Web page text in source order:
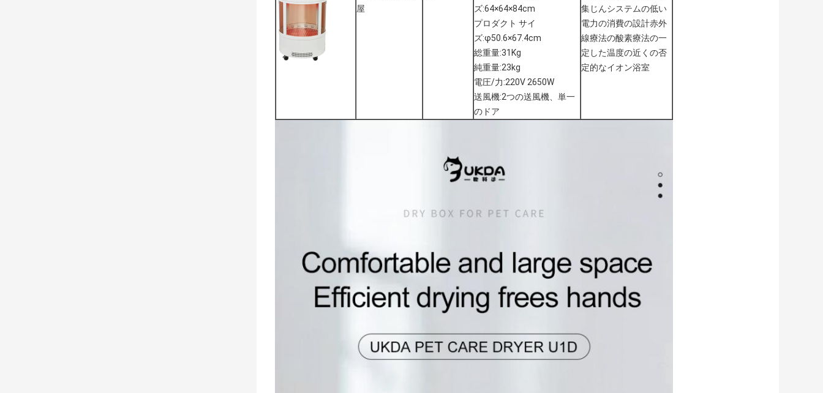
屋
ズ:64×64×84cm
プロダクト サイ
ズ:φ50.6×67.4cm
総重量:31Kg
純重量:23kg
電圧/力:220V 2650W
送風機:2つの送風機、単一
のドア
集じんシステムの低い
電力の消費の設計赤外
線療法の酸素療法の一
定した温度の近くの否
定的なイオン浴室